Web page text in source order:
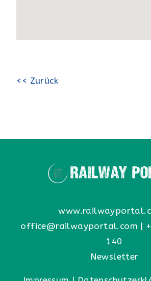
<< Zurück
office@railwayportal.com |
140
Newsletter